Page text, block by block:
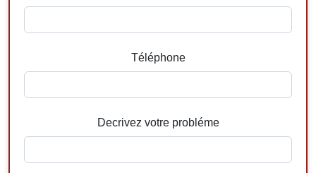
Téléphone
Decrivez votre probléme